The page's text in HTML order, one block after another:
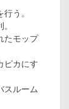
う。
たモップ
ピカにす
スルーム